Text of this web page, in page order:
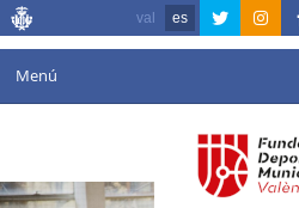
val es
Menú
Agenda